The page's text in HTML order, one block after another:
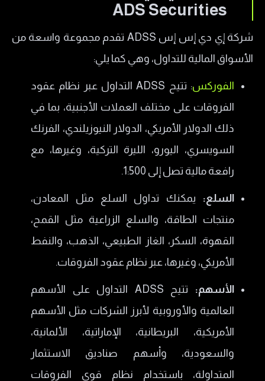
ADS Securities
شركة إي دي إس إس ADSS تقدم مجموعة واسعة من
الأسواق المالية للتداول، وهي كما يلي:
الفوركس
: تتيح ADSS التداول عبر نظام عقود
الفروقات على مختلف العملات الأجنبية، بما في
ذلك الدولار الأمريكي، الدولار النيوزيلندي، الفرنك
السويسري، اليورو، الليرة التركية، وغيرها، مع
رافعة مالية تصل إلى 1:500.
السلع: يمكنك تداول السلع مثل المعادن،
منتجات الطاقة، والسلع الزراعية مثل القمح،
القهوة، السكر، الغاز الطبيعي، الذهب، والنفط
الأمريكي، وغيرها، عبر نظام عقود الفروقات.
الأسهم:
تتيح ADSS التداول على الأسهم
العالمية والأوروبية لأبرز الشركات مثل الأسهم
الأمريكية، البريطانية، الإماراتية، الألمانية،
والسعودية، وأسهم صناديق الاستثمار
المتداولة، باستخدام نظام قوى الفروقات